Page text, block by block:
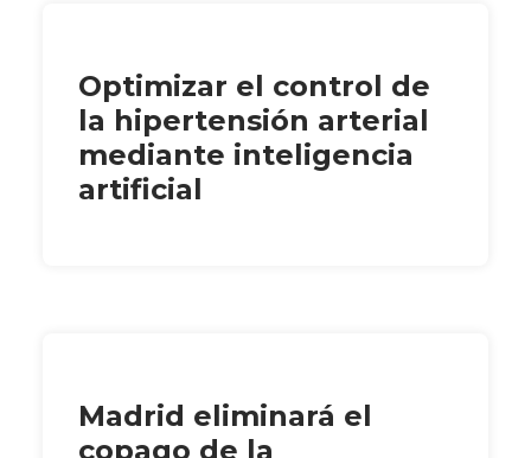
Optimizar el control de
la hipertensión arterial
mediante inteligencia
artificial
Madrid eliminará el
copago de la